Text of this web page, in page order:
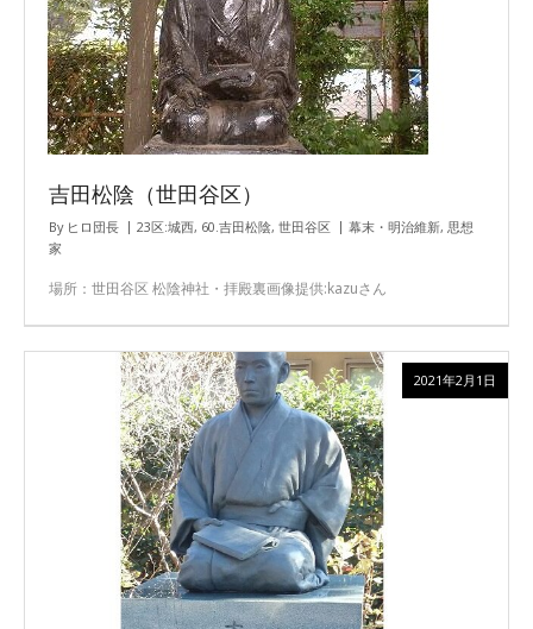
吉田松陰（世田谷区）
By ヒロ団長 23区:城西, 60.吉田松陰, 世田谷区 幕末・明治維新, 思想
家
場所：世田谷区 松陰神社・拝殿裏画像提供:kazuさん
2021年2月1日